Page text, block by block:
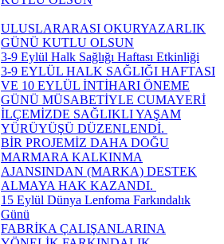
ULUSLARARASI OKURYAZARLIK
GÜNÜ KUTLU OLSUN
3-9 Eylül Halk Sağlığı Haftası Etkinliği
3-9 EYLÜL HALK SAĞLIĞI HAFTASI
VE 10 EYLÜL İNTİHARI ÖNEME
GÜNÜ MÜSABETİYLE CUMAYERİ
İLÇEMİZDE SAĞLIKLI YAŞAM
YÜRÜYÜŞÜ DÜZENLENDİ. ​
BİR PROJEMİZ DAHA DOĞU
MARMARA KALKINMA
AJANSINDAN (MARKA) DESTEK
ALMAYA HAK KAZANDI. ​
15 Eylül Dünya Lenfoma Farkındalık
Günü
FABRİKA ÇALIŞANLARINA